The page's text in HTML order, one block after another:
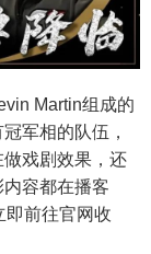
Martin组成的
军相的队伍，
戏剧效果，还
容都在播客
即前往官网收